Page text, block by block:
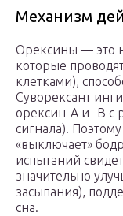
Механизм
Орексины — это
которые
клетками),
Суворексант
орексин-A и -B с
сигнала).
«выключает»
испытаний
значительно
засыпания),
сна.